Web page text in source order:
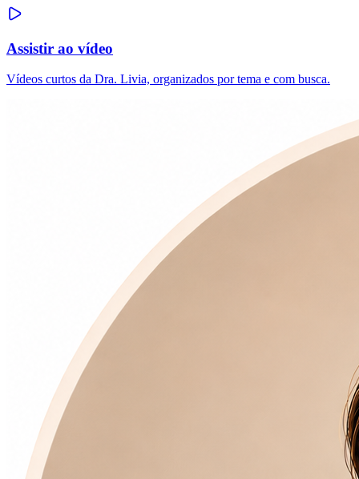
Assistir ao vídeo
Vídeos curtos da Dra. Livia, organizados por tema e com busca.